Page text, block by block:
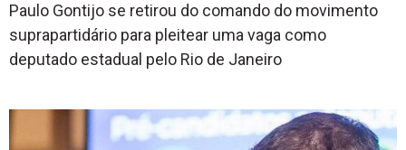
Paulo Gontijo se retirou do comando do movimento
suprapartidário para pleitear uma vaga como
deputado estadual pelo Rio de Janeiro